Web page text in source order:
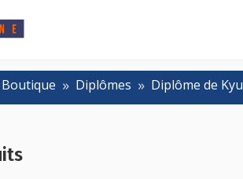
Boutique Diplômes Diplôme de Kyu